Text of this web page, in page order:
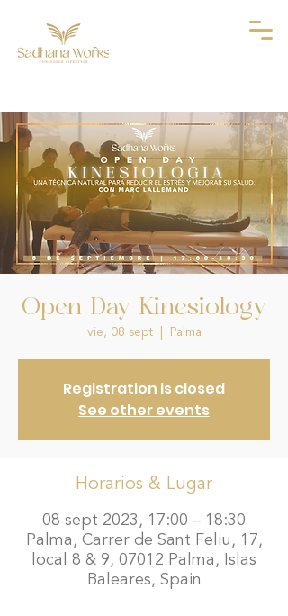
Open Day Kinesiology
vie, 08 sept
  |
Palma
Registration is closed
See other events
Horarios & Lugar
08 sept 2023, 17:00 – 18:30
Palma, Carrer de Sant Feliu, 17,
local 8 & 9, 07012 Palma, Islas
Baleares, Spain